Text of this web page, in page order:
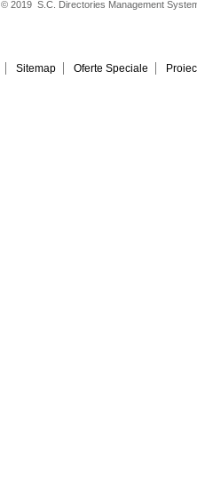
© 2019 S.C. Directories Management
Sitemap Oferte Speciale